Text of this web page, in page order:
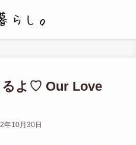
るよ♡ Our Love
年10月30日